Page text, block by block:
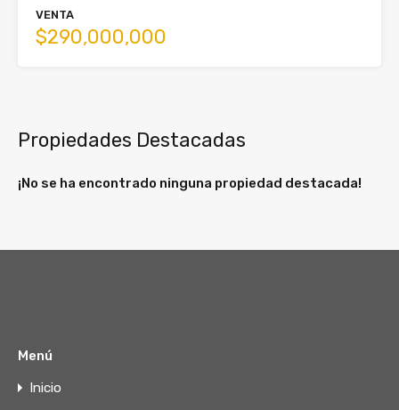
VENTA
$290,000,000
Propiedades Destacadas
¡No se ha encontrado ninguna propiedad destacada!
Menú
Inicio